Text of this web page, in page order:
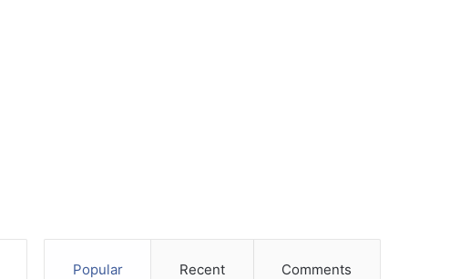
Popular Recent Comments